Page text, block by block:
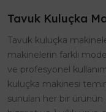
Tavuk Kuluçka
Tavuk kuluçka
makinelerin farklı
ve profesyonel
kuluçka makinesi
sunulan her bir ürünün